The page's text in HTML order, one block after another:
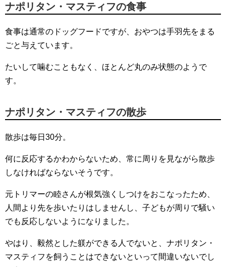
ナポリタン・マスティフの食事
食事は通常のドッグフードですが、おやつは手羽先をまる
ごと与えています。
たいして噛むこともなく、ほとんど丸のみ状態のようで
す。
ナポリタン・マスティフの散歩
散歩は毎日30分。
何に反応するかわからないため、常に周りを見ながら散歩
しなければならないそうです。
元トリマーの睦さんが根気強くしつけをおこなったため、
人間より先を歩いたりはしませんし、子どもが周りで騒い
でも反応しないようになりました。
やはり、毅然とした躾ができる人でないと、ナポリタン・
マスティフを飼うことはできないといって間違いないでし